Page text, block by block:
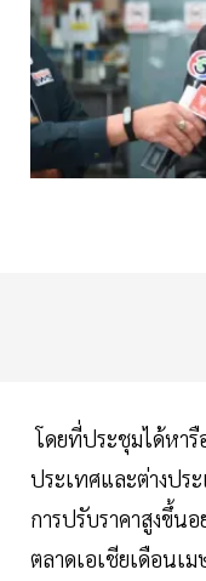
โดยที่ประชุมได้หา
ประเทศและต่างปร
การปรับราคาสูงขึ้นอ
ตลาดเอเชียเดือนเ